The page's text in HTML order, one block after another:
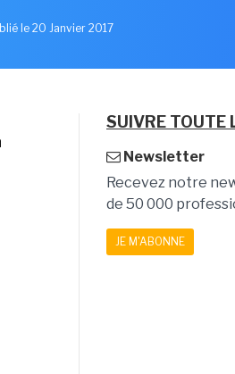
le 20 Janvier 2017
SUIVRE TOUTE
Newsletter
Recevez notre
de 50 000
JE M'ABONNE